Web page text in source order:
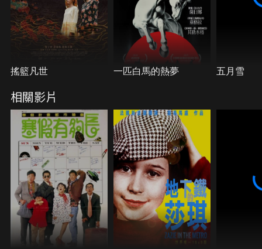
搖籃凡世 一匹白馬的熱夢 五月雪
相關影片